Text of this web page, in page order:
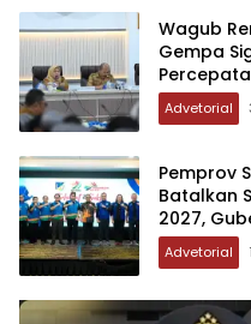
Wagub
Gempa
Advetorial
Pemprov
Batalkan
2027,
Tanpa
Advetorial